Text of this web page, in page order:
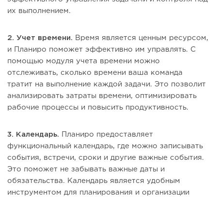
их выполнением.
2. Учет времени. Время является ценным ресурсом,
и Планиро поможет эффективно им управлять. С
помощью модуля учета времени можно
отслеживать, сколько времени ваша команда
тратит на выполнение каждой задачи. Это позволит
анализировать затраты времени, оптимизировать
рабочие процессы и повысить продуктивность.
3. Календарь. Планиро предоставляет
функциональный календарь, где можно записывать
события, встречи, сроки и другие важные события.
Это поможет не забывать важные даты и
обязательства. Календарь является удобным
инструментом для планирования и организации